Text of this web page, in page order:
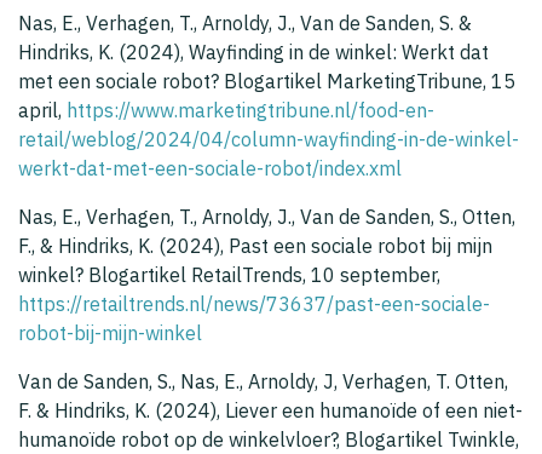
Nas, E., Verhagen, T., Arnoldy, J., Van de Sanden, S. &
Hindriks, K. (2024), Wayfinding in de winkel: Werkt dat
met een sociale robot? Blogartikel MarketingTribune, 15
april, https://www.marketingtribune.nl/food-en-
retail/weblog/2024/04/column-wayfinding-in-de-winkel-
werkt-dat-met-een-sociale-robot/index.xml
Nas, E., Verhagen, T., Arnoldy, J., Van de Sanden, S., Otten,
F., & Hindriks, K. (2024), Past een sociale robot bij mijn
winkel? Blogartikel RetailTrends, 10 september,
https://retailtrends.nl/news/73637/past-een-sociale-
robot-bij-mijn-winkel
Van de Sanden, S., Nas, E., Arnoldy, J, Verhagen, T. Otten,
F. & Hindriks, K. (2024), Liever een humanoïde of een niet-
humanoïde robot op de winkelvloer?, Blogartikel Twinkle,